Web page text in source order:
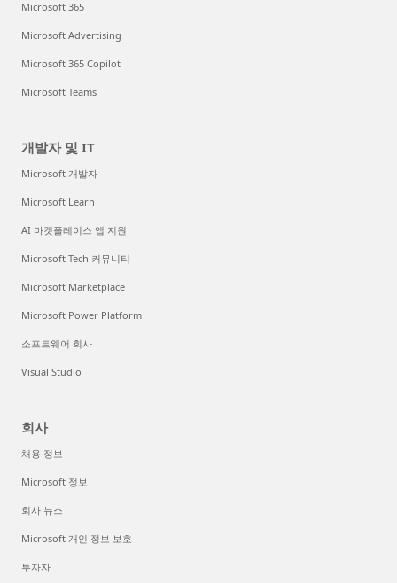
Microsoft 365
Microsoft Advertising
Microsoft 365 Copilot
Microsoft Teams
개발자 및 IT
Microsoft 개발자
Microsoft Learn
AI 마켓플레이스 앱 지원
Microsoft Tech 커뮤니티
Microsoft Marketplace
Microsoft Power Platform
소프트웨어 회사
Visual Studio
회사
채용 정보
Microsoft 정보
회사 뉴스
Microsoft 개인 정보 보호
투자자